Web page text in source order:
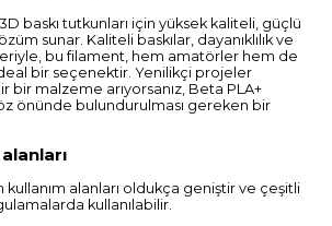
baskı tutkunları için yüksek kaliteli, güçlü
sunar. Kaliteli baskılar, dayanıklılık ve
bu filament, hem amatörler hem de
bir seçenektir. Yenilikçi projeler
bir malzeme arıyorsanız, Beta PLA+
önünde bulundurulması gereken bir
kullanım alanları oldukça geniştir ve çeşitli
kullanılabilir.